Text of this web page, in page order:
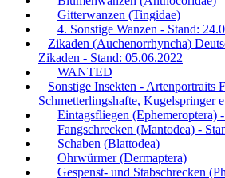
Gitterwanzen (Tingidae)
4. Sonstige Wanzen - Stand:
Zikaden (Auchenorrhyncha)
Zikaden - Stand: 05.06.2022
WANTED
Sonstige Insekten - Artenportraits
Schmetterlingshafte, Kugelspringer
Eintagsfliegen (Ephemeroptera)
Fangschrecken (Mantodea) -
Schaben (Blattodea)
Ohrwürmer (Dermaptera)
Gespenst- und Stabschrecken